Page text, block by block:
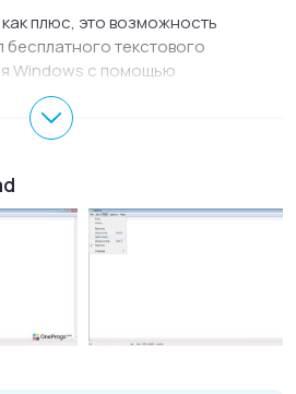
плюс, это возможность
текстового
Windows с помощью
Рекомендуем вам установить
замену для стандартного.